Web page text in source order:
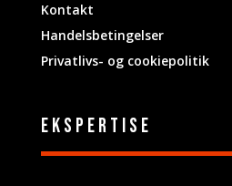
Kontakt
Handelsbetingelser
Privatlivs- og cookiepolitik
ekspertise